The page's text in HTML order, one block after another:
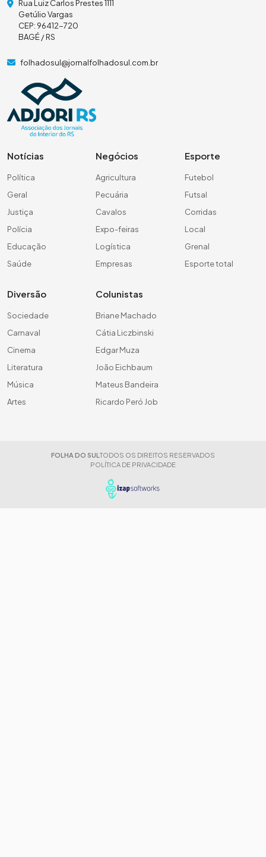
Rua Luiz Carlos Prestes 1111
Getúlio Vargas
CEP: 96412-720
BAGÉ / RS
folhadosul@jornalfolhadosul.com.br
Notícias
Política
Geral
Justiça
Polícia
Educação
Saúde
Negócios
Agricultura
Pecuária
Cavalos
Expo-feiras
Logística
Empresas
Esporte
Futebol
Futsal
Corridas
Local
Grenal
Esporte total
Diversão
Sociedade
Carnaval
Cinema
Literatura
Música
Artes
Colunistas
Briane Machado
Cátia Liczbinski
Edgar Muza
João Eichbaum
Mateus Bandeira
Ricardo Peró Job
FOLHA DO SUL TODOS OS DIREITOS RESERVADOS
POLÍTICA DE PRIVACIDADE